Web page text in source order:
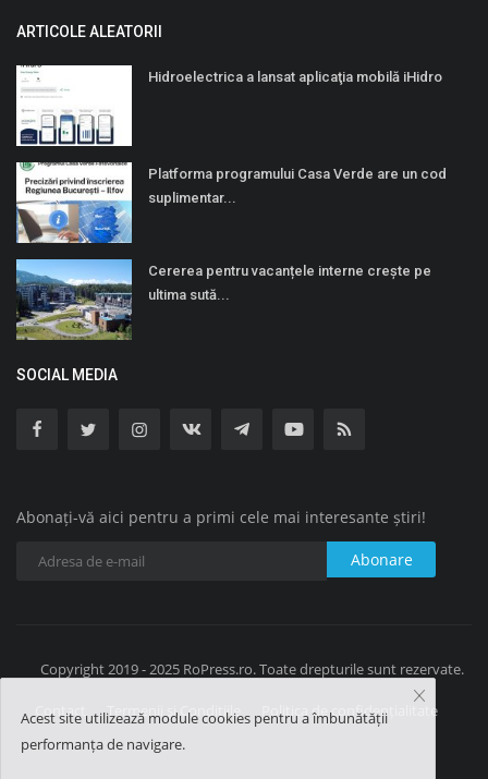
ARTICOLE ALEATORII
Hidroelectrica a lansat aplicaţia mobilă iHidro
Platforma programului Casa Verde are un cod
suplimentar...
Cererea pentru vacanțele interne crește pe
ultima sută...
SOCIAL MEDIA
Abonați-vă aici pentru a primi cele mai interesante știri!
Abonare
Copyright 2019 - 2025 RoPress.ro. Toate drepturile sunt rezervate.
Contact Termenii și Condițiile Politica de confidențialitate
Acest site utilizează module cookies pentru a îmbunătății
performanța de navigare.